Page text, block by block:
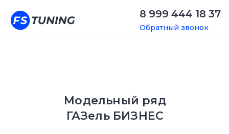
8 999 444 18 37
Обратный звонок
Модельный ряд
ГАЗель БИЗНЕС